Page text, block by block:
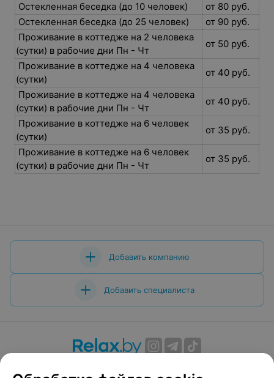
Остекленная беседка (до 10 человек)
от 80 руб.
Остекленная беседка (до 25 человек)
от 90 руб.
Проживание в коттедже на 2 человека
(сутки) в рабочие дни Пн - Чт
от 50 руб.
Проживание в коттедже на 4 человека
(сутки)
от 40 руб.
Проживание в коттедже на 4 человека
(сутки) в рабочие дни Пн - Чт
от 40 руб.
Проживание в коттедже на 6 человек
(сутки)
от 35 руб.
Проживание в коттедже на 6 человек
(сутки) в рабочие дни Пн - Чт
от 35 руб.
Добавить компанию
Добавить специалиста